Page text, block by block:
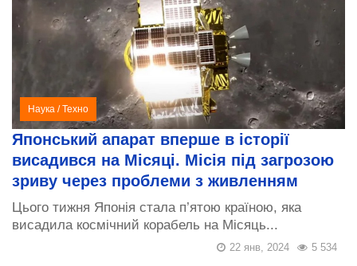
Наука /Техно
Японський апарат вперше в історії
висадився на Місяці. Місія під загрозою
зриву через проблеми з живленням
Цього тижня Японія стала п’ятою країною, яка
висадила космічний корабель на Місяць...
5 534
22 янв, 2024